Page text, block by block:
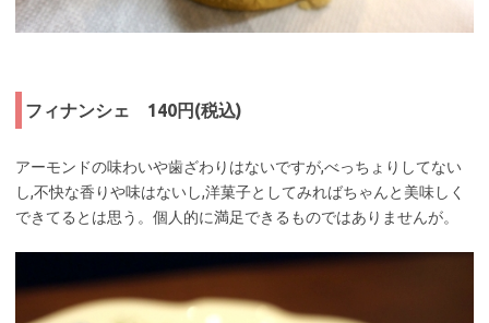
フィナンシェ 140円(税込)
アーモンドの味わいや歯ざわりはないですが,べっちょりしてない
し,不快な香りや味はないし,洋菓子としてみればちゃんと美味しく
できてるとは思う。個人的に満足できるものではありませんが。